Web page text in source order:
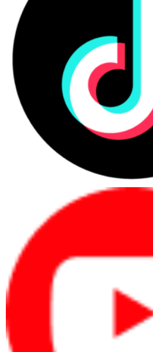
Tại sao nên mua máy
Mua máy tính bảng iPad có nhiều lợi ích
do sau:
Hệ sinh thái Apple: iPad là
Apple, là sự kết hợp hoàn hảo
khác của Apple như iPhone,
Điều này mang lại sự liên kết
các thiết bị, cho phép bạn chia
ứng dụng một cách liền mạch.
Thiết kế và xây dựng chất
cách tinh tế với việc sử dụng
sản xuất chất lượng. Với màn
giải cao, iPad mang đến trải
ra, việc sở hữu iPad cũng là sở
Hiệu suất mạnh mẽ: iPad
và dung lượng RAM đủ lớn,
vụ đa nhiệm, ứng dụng yêu
chơi. Bạn có thể làm việc,